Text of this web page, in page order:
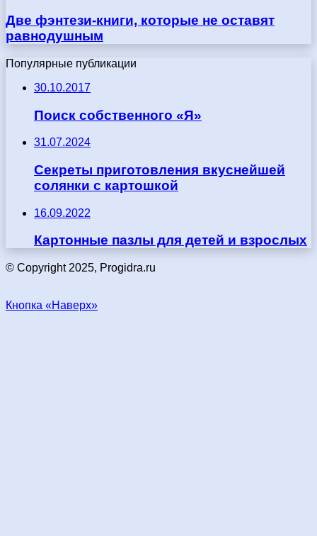
Две фэнтези-книги, которые не оставят
равнодушным
Популярные публикации
30.10.2017
Поиск собственного «Я»
31.07.2024
Секреты приготовления вкуснейшей
солянки с картошкой
16.09.2022
Картонные пазлы для детей и взрослых
© Copyright 2025, Progidra.ru
Кнопка «Наверх»